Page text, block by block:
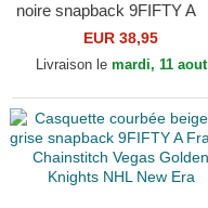
noire snapback 9FIFTY A
Frame Chainstitch Boston
Bruins NHL New Era
EUR 38,95
Livraison le mardi, 11 aout